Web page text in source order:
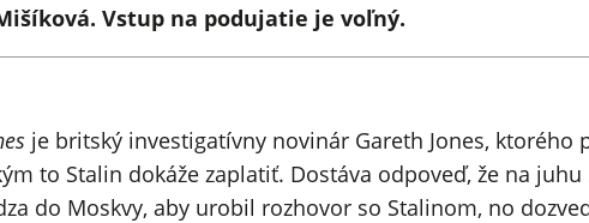
Vstup na podujatie je voľný.
je britský investigatívny novinár Gareth Jones,
to Stalin dokáže zaplatiť. Dostáva odpoveď, že na
do Moskvy, aby urobil rozhovor so Stalinom, no